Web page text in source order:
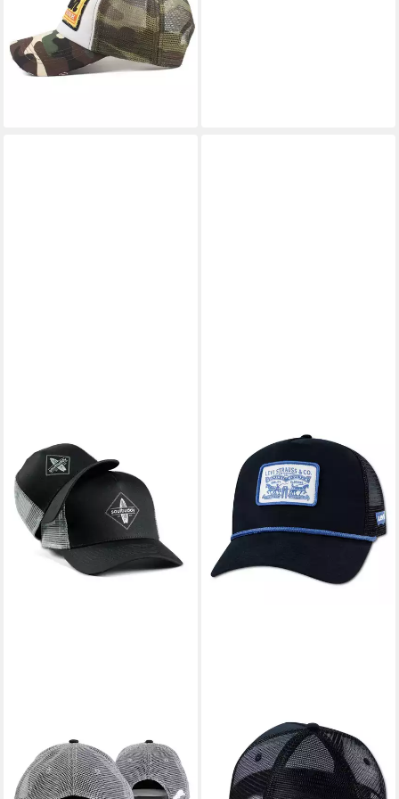
Baseballcap im vintage used
Look
29,90 €
lieferbar - in 3-4 Werktagen bei dir